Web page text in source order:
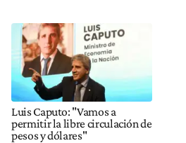
Luis Caputo: "Vamos a
permitir la libre circulación de
pesos y dólares"